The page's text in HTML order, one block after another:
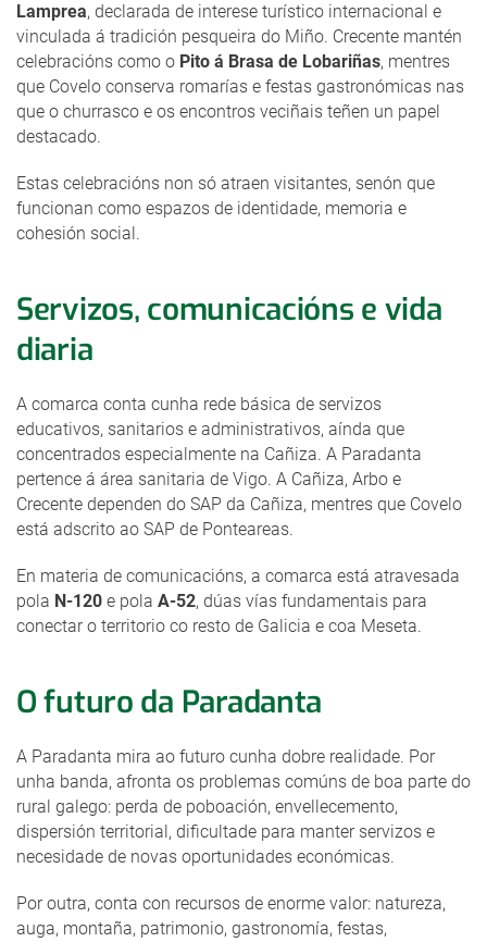
Lamprea, declarada de interese turístico internacional e
vinculada á tradición pesqueira do Miño. Crecente mantén
celebracións como o Pito á Brasa de Lobariñas, mentres
que Covelo conserva romarías e festas gastronómicas nas
que o churrasco e os encontros veciñais teñen un papel
destacado.
Estas celebracións non só atraen visitantes, senón que
funcionan como espazos de identidade, memoria e
cohesión social.
Servizos, comunicacións e vida
diaria
A comarca conta cunha rede básica de servizos
educativos, sanitarios e administrativos, aínda que
concentrados especialmente na Cañiza. A Paradanta
pertence á área sanitaria de Vigo. A Cañiza, Arbo e
Crecente dependen do SAP da Cañiza, mentres que Covelo
está adscrito ao SAP de Ponteareas.
En materia de comunicacións, a comarca está atravesada
pola N-120 e pola A-52, dúas vías fundamentais para
conectar o territorio co resto de Galicia e coa Meseta.
O futuro da Paradanta
A Paradanta mira ao futuro cunha dobre realidade. Por
unha banda, afronta os problemas comúns de boa parte do
rural galego: perda de poboación, envellecemento,
dispersión territorial, dificultade para manter servizos e
necesidade de novas oportunidades económicas.
Por outra, conta con recursos de enorme valor: natureza,
auga, montaña, patrimonio, gastronomía, festas,